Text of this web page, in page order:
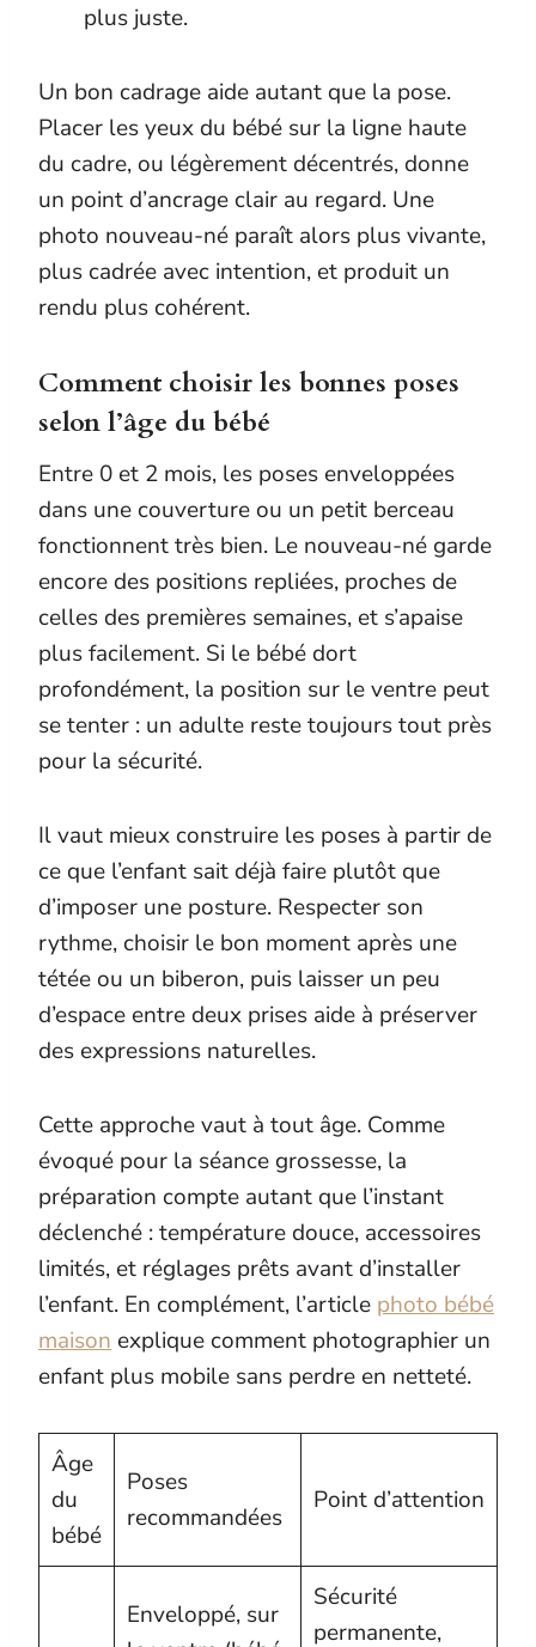
plus juste.
Un bon cadrage aide autant que la pose.
Placer les yeux du bébé sur la ligne haute
du cadre, ou légèrement décentrés, donne
un point d’ancrage clair au regard. Une
photo nouveau-né paraît alors plus vivante,
plus cadrée avec intention, et produit un
rendu plus cohérent.
Comment choisir les bonnes poses
selon l’âge du bébé
Entre 0 et 2 mois, les poses enveloppées
dans une couverture ou un petit berceau
fonctionnent très bien. Le nouveau-né garde
encore des positions repliées, proches de
celles des premières semaines, et s’apaise
plus facilement. Si le bébé dort
profondément, la position sur le ventre peut
se tenter : un adulte reste toujours tout près
pour la sécurité.
Il vaut mieux construire les poses à partir de
ce que l’enfant sait déjà faire plutôt que
d’imposer une posture. Respecter son
rythme, choisir le bon moment après une
tétée ou un biberon, puis laisser un peu
d’espace entre deux prises aide à préserver
des expressions naturelles.
Cette approche vaut à tout âge. Comme
évoqué pour la séance grossesse, la
préparation compte autant que l’instant
déclenché : température douce, accessoires
limités, et réglages prêts avant d’installer
l’enfant. En complément, l’article photo bébé
maison explique comment photographier un
enfant plus mobile sans perdre en netteté.
Âge
du
bébé
Poses
recommandées
Point d’attention
Enveloppé, sur
Sécurité
permanente,